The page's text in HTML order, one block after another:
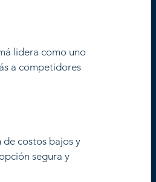
lidera como uno
a competidores
costos bajos y
segura y